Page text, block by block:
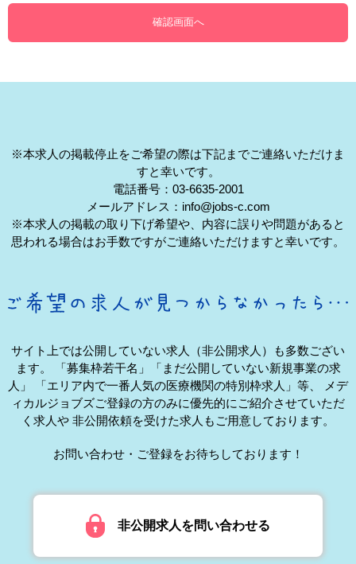
※本求人の掲載停止をご希望の際は下記までご連絡いただけま
すと幸いです。
電話番号：03-6635-2001
メールアドレス：info@jobs-c.com
※本求人の掲載の取り下げ希望や、内容に誤りや問題があると
思われる場合はお手数ですがご連絡いただけますと幸いです。
サイト上では公開していない求人（非公開求人）も多数ござい
ます。
「募集枠若干名」「まだ公開していない新規事業の求
人」
「エリア内で一番人気の医療機関の特別枠求人」等、
メデ
ィカルジョブズご登録の方のみに優先的にご紹介させていただ
く求人や 非公開依頼を受けた求人もご用意しております。
お問い合わせ・ご登録をお待ちしております！
非公開求人を問い合わせる